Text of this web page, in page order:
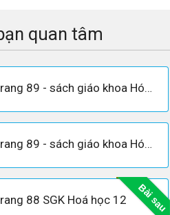
quan tâm
Bài 5 trang 89 - sách giáo khoa Hóa 12
Bài 7 trang 89 - sách giáo khoa Hóa 12
Bài sau
88 SGK Hoá học 12